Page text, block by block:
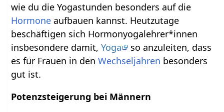
wie du die Yogastunden besonders auf die
Hormone aufbauen kannst. Heutzutage
beschäftigen sich Hormonyogalehrer*innen
insbesondere damit,Yoga
so anzuleiten, dass
es für Frauen in denWechseljahren besonders
gut ist.
Potenzsteigerung bei Männern